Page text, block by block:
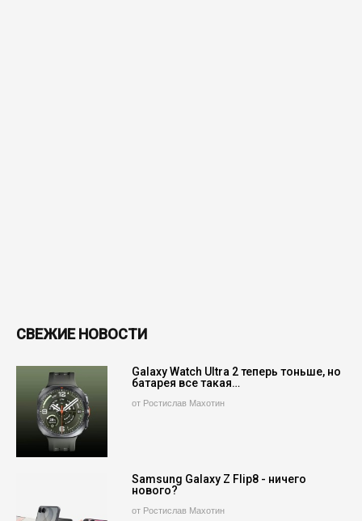
СВЕЖИЕ НОВОСТИ
Galaxy Watch Ultra 2 теперь тоньше, но
батарея все такая…
от Ростислав Махотин
Samsung Galaxy Z Flip8 - ничего
нового?
от Ростислав Махотин